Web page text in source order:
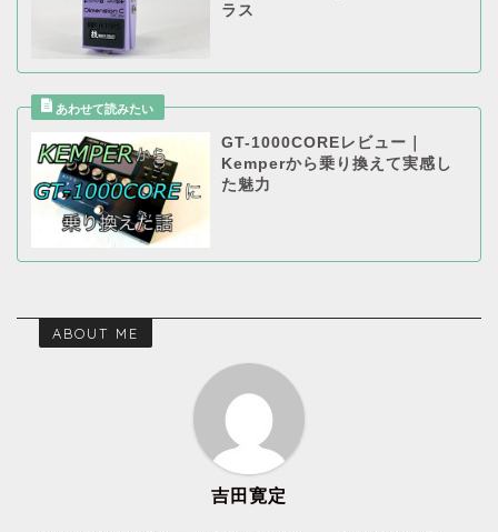
ラス
GT-1000COREレビュー｜
Kemperから乗り換えて実感し
た魅力
ABOUT ME
吉田寛定